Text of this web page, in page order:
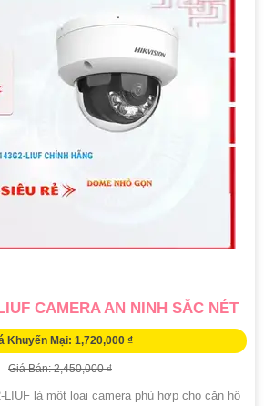
CAMERA AN NINH SẮC NÉT
Khuyến Mại: 1,720,000 ₫
Giá Bán: 2,450,000 ₫
LIUF là một loại camera phù hợp cho căn hộ